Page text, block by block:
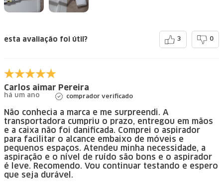
esta avaliação foi útil? 3 0
Carlos aimar Pereira
há um ano comprador verificado
Não conhecia a marca e me surpreendi. A
transportadora cumpriu o prazo, entregou em mãos
e a caixa não foi danificada. Comprei o aspirador
para facilitar o alcance embaixo de móveis e
pequenos espaços. Atendeu minha necessidade, a
aspiração e o nível de ruído são bons e o aspirador
é leve. Recomendo. Vou continuar testando e espero
que seja durável.